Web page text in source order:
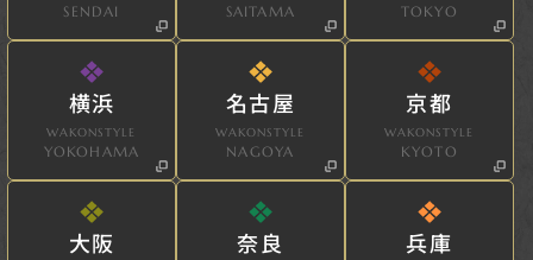
SENDAI SAITAMA TOKYO
横浜
WAKONSTYLE
YOKOHAMA
名古屋
WAKONSTYLE
NAGOYA
京都
WAKONSTYLE
KYOTO
大阪 奈良 兵庫